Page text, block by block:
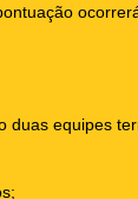
duas equipes